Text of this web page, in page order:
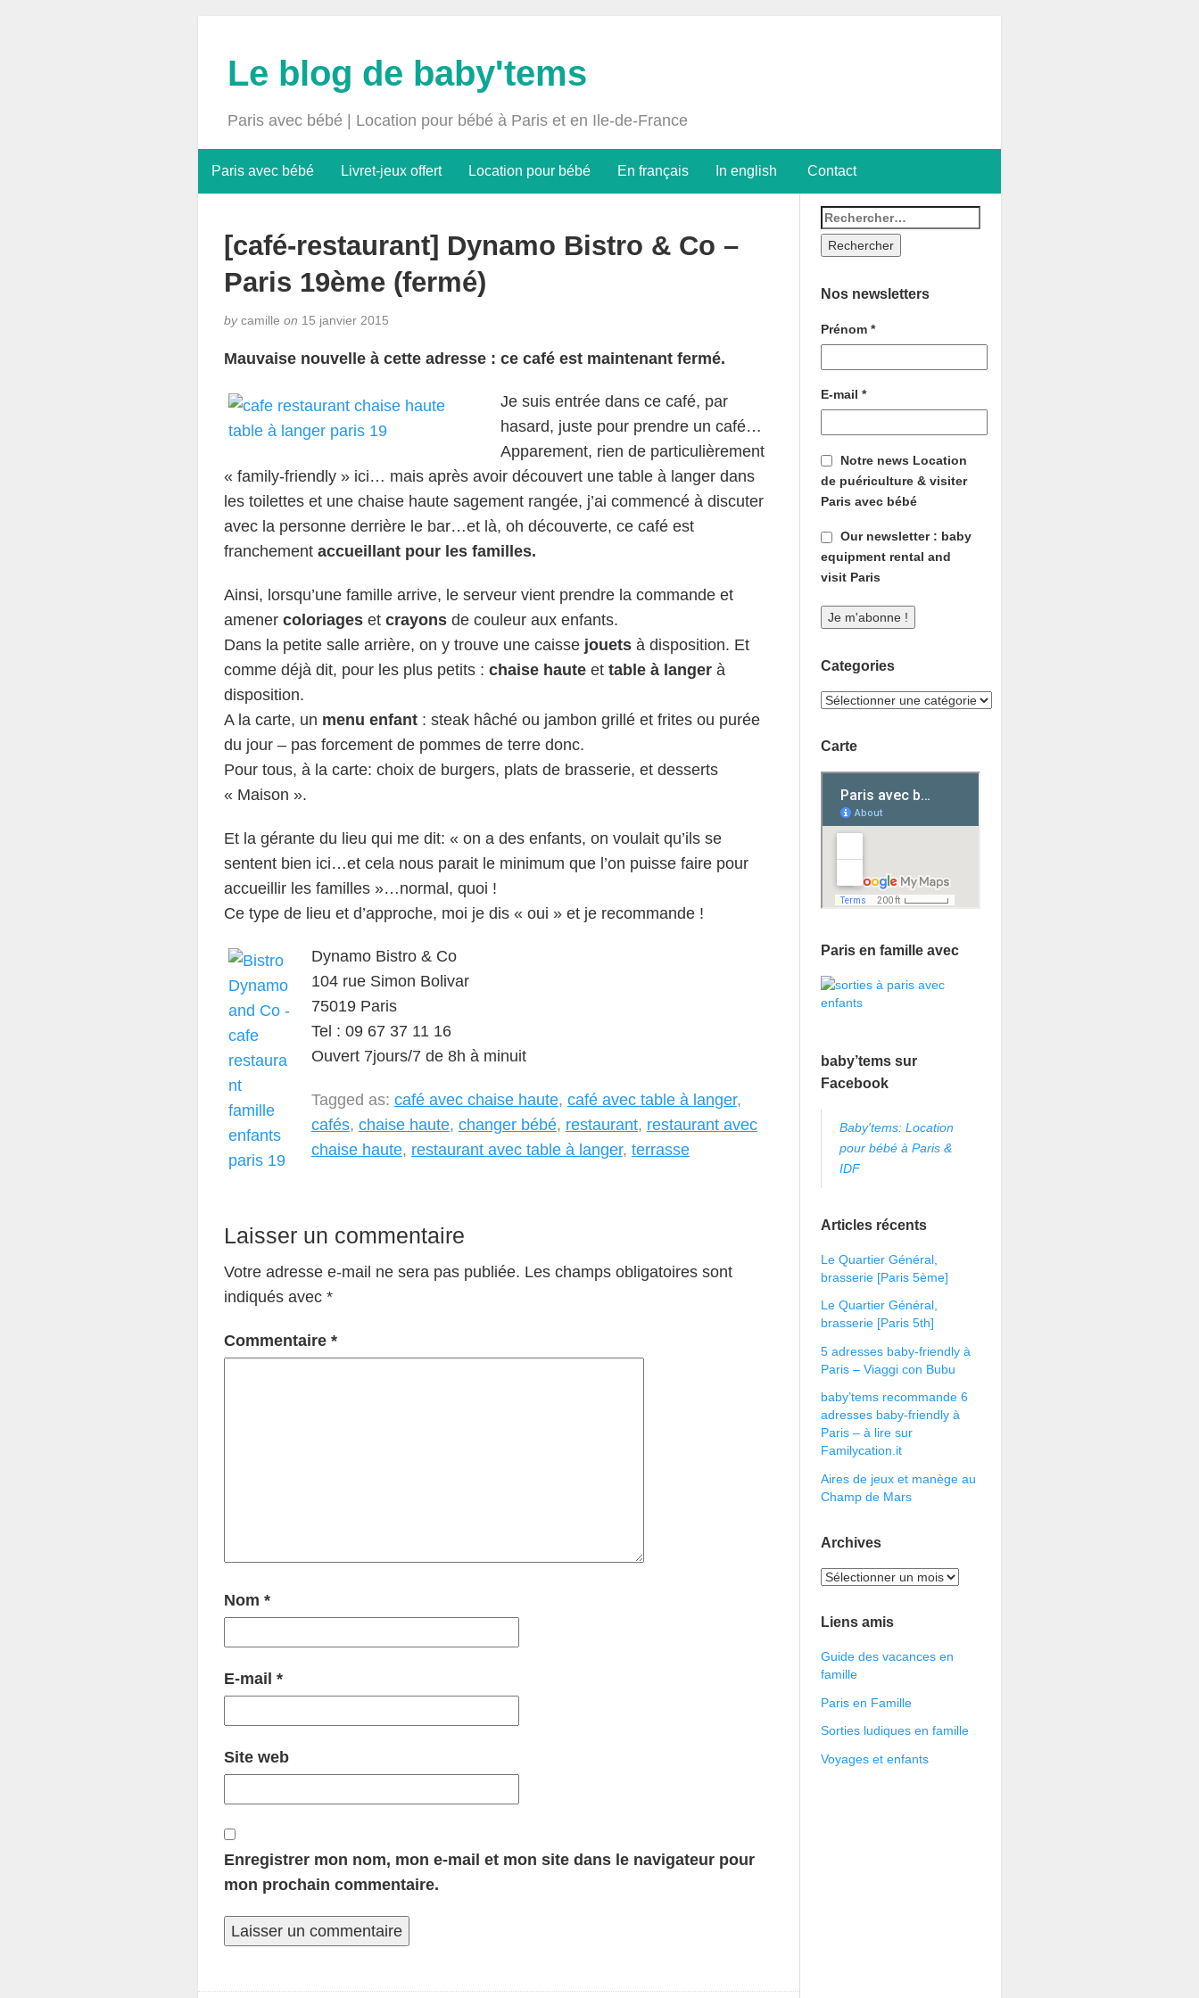
Le blog de baby'tems
Paris avec bébé | Location pour bébé à Paris et en Ile-de-France
Paris avec bébé Livret-jeux offert Location pour bébé En français In english Contact
[café-restaurant] Dynamo Bistro & Co –
Paris 19ème (fermé)
bycamille on 15 janvier 2015
Mauvaise nouvelle à cette adresse : ce café est maintenant fermé.
Je suis entrée dans ce café, par
hasard, juste pour prendre un café…
Apparement, rien de particulièrement
« family-friendly » ici… mais après avoir découvert une table à langer dans
les toilettes et une chaise haute sagement rangée, j’ai commencé à discuter
avec la personne derrière le bar…et là, oh découverte, ce café est
franchement accueillant pour les familles.
Ainsi, lorsqu’une famille arrive, le serveur vient prendre la commande et
amener coloriageset crayonsde couleur aux enfants.
Dans la petite salle arrière, on y trouve une caisse jouetsà disposition. Et
comme déjà dit, pour les plus petits : chaise hauteet table à langerà
disposition.
A la carte, un menu enfant: steak hâché ou jambon grillé et frites ou purée
du jour – pas forcement de pommes de terre donc.
Pour tous, à la carte: choix de burgers, plats de brasserie, et desserts
« Maison ».
Et la gérante du lieu qui me dit: « on a des enfants, on voulait qu’ils se
sentent bien ici…et cela nous parait le minimum que l’on puisse faire pour
accueillir les familles »…normal, quoi !
Ce type de lieu et d’approche, moi je dis « oui » et je recommande !
Dynamo Bistro & Co
104 rue Simon Bolivar
75019 Paris
Tel : 09 67 37 11 16
Ouvert 7jours/7 de 8h à minuit
Tagged as: café avec chaise haute, café avec table à langer,
cafés, chaise haute, changer bébé, restaurant, restaurant avec
chaise haute, restaurant avec table à langer, terrasse
Laisser un commentaire
Votre adresse e-mail ne sera pas publiée. Les champs obligatoires sont
indiqués avec *
Commentaire *
Nom *
E-mail *
Site web
Enregistrer mon nom, mon e-mail et mon site dans le navigateur pour
mon prochain commentaire.
Nos newsletters
Prénom*
E-mail*
Notre news Location
de puériculture & visiter
Paris avec bébé
Our newsletter : baby
equipment rental and
visit Paris
Categories
Carte
Paris en famille avec
baby’tems sur
Facebook
Baby'tems: Location
pour bébé à Paris &
IDF
Articles récents
Le Quartier Général,
brasserie [Paris 5ème]
Le Quartier Général,
brasserie [Paris 5th]
5 adresses baby-friendly à
Paris – Viaggi con Bubu
baby’tems recommande 6
adresses baby-friendly à
Paris – à lire sur
Familycation.it
Aires de jeux et manège au
Champ de Mars
Archives
Liens amis
Guide des vacances en
famille
Paris en Famille
Sorties ludiques en famille
Voyages et enfants